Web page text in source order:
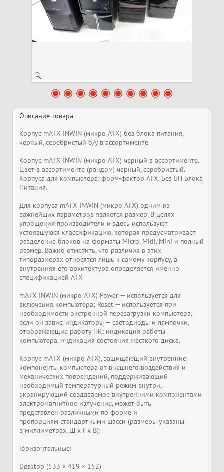
Описание товара
Корпус mATX INWIN (микро ATX) без блока питания,
черный, серебристый б/у в ассортименте
Корпус mATX INWIN (микро ATX) черный в ассортименте.
Цвет в ассортименте (рандом) черный, серебристый.
Корпуса для компьютера: форм-фактор ATX. Без БП Блока
Питания.
Для корпуса mATX INWIN (микро ATX) одним из
важнейших параметров является размер. В целях
упрощения производители и здесь используют
устоявшуюся классификацию, которая предусматривает
разделение блоков на форматы Micro, Midi, Mini и полный
размер. Важно отметить, что различия в этих
типоразмерах относятся лишь к самому корпусу, а
внутренняя его архитектура определяется именно
спецификацией ATX
mATX INWIN (микро ATX) Power — используется для
включения компьютера; Reset — используется при
необходимости экстренной перезагрузки компьютера,
если он завис. индикаторы — светодиоды и лампочки,
отображающие работу ПК: индикация работы
компьютера, индикация состояния жесткого диска.
Корпус mATX (микро ATX), защищающий внутренние
компоненты компьютера от внешнего воздействия и
механических повреждений, поддерживающий
необходимый температурный режим внутри,
экранирующий создаваемое внутренними компонентами
электромагнитное излучение, может быть
представлен различными по форме и
пропорциям стандартными шасси (размеры указаны
в миллиметрах, Ш x Г x В):
Горизонтальные:
Desktop (533 × 419 × 152)